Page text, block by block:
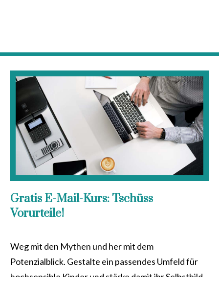
Gratis E-Mail-Kurs: Tschüss
Vorurteile!
Weg mit den Mythen und her mit dem
Potenzialblick. Gestalte ein passendes Umfeld für
hochsensible Kinder und stärke damit ihr Selbstbild.